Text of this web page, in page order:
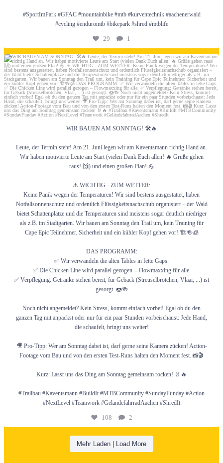
#SportImPark #GFAC #mountainbike #mtb #kurventechnik #aachenerwald
#cycling #enduromtb #bikepark #shred #mtblife
29 1
Juni 19
WIR BAUEN AM SONNTAG! 🛠️🔥
Leute, der Termin steht! Am 21. Juni legen wir am Kaventsmann richtig Hand an.
Wir haben motivierte Leute am Start (vielen Dank Euch allen! 🔥 Grüße gehen
raus! 🙌) und einen großen Plan! 💪
⚠️ WICHTIG - ZUM WETTER:
Keine Panik wegen der Temperaturen! Wir sind bestens ausgestattet, haben
Notfallsonnenschutz und ordentlich Flüssigkeitsnachschub organisiert – der Wald
bietet Schattenplätze und die Temperaturen sind meistens sogar deutlich niedriger
als z.B. im Stadtgarten. Wir bauen am Sonntag den Trail um, kein Training für
Cape Epic Teilnehmer. Sicherheit und ein kühler Kopf gehen vor! 🏗️🍻🧊
DAS PROGRAMM:
✅ Wir verwandeln die alten Tables in fette Gaps.
✅ Die Chicken Line wird parallel gezogen – Flowmaxxing für alle.
✅ Verpflegung: Getränke stehen bereit, für Gebäck (Streuselbrötchen, Vlaai, ...) ist
gesorgt. 🍩🍻
Noch nicht angemeldet? Kein Stress, kommt einfach vorbei! Egal ob du den
ganzen Tag mit anpackst oder nur für ein paar Stunden vorbeischaust: Jede Hand,
die schaufelt, bringt uns weiter!
🎥 Pro-Tipp: Wer am Sonntag dabei ist, darf gerne seine Kamera zücken! Action-
Footage vom Bau und von den ersten Test-Runs halten den Moment fest. 📸🎬
Kurz: Lasst uns das Ding am Sonntag gemeinsam rocken! 🤘🔥
#Trailbau #Kaventsmann #BuildIt #MTBCommunity #SundayFunday #Action
#NextLevel #Teamwork #GeländefahrradAachen #ShredIt
108 2
Mehr Laden | Load More